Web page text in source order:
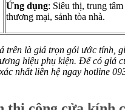
Ứng dụng: Siêu thị, trung tâm
thương mại, sảnh tòa nhà.
trên là giá trọn gói ước tính,
hiệu phụ kiện. Để có giá
nhất liên hệ ngay hotline